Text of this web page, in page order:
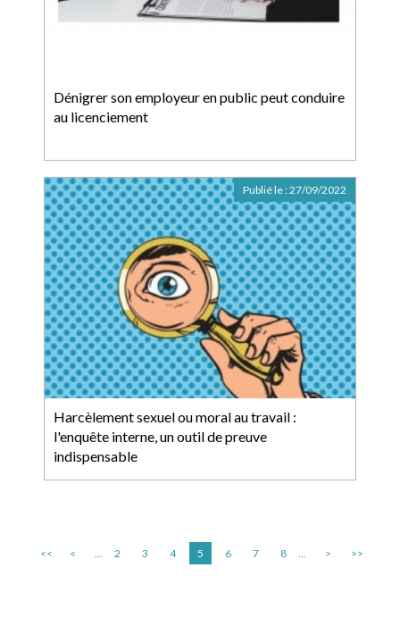
Dénigrer son employeur en public peut conduire
au licenciement
Harcèlement sexuel ou moral au travail :
l'enquête interne, un outil de preuve
indispensable
Publié le :27/09/2022
<< < ... 2 3 4 5 6 7 8 ... > >>